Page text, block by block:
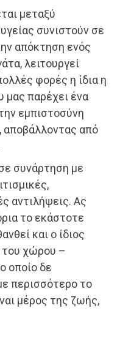
μεταξύ
συνιστούν σε
απόκτηση ενός
λειτουργεί
φορές η ίδια η
μας παρέχει ένα
εμπιστοσύνη
αποβάλλοντας από
συνάρτηση με
αντιλήψεις. Ας
το εκάστοτε
και ο ίδιος
χώρου –
οποίο δε
περισσότερο το
μέρος της ζωής,